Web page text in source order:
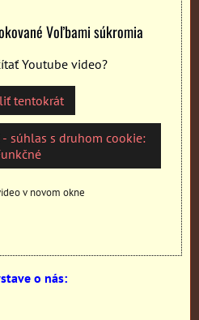
Voľbami súkromia
Youtube video?
tentokrát
súhlas s druhom cookie:
v novom okne
o nás: